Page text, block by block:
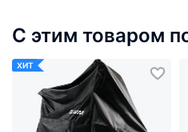
С этим товаром
ХИТ